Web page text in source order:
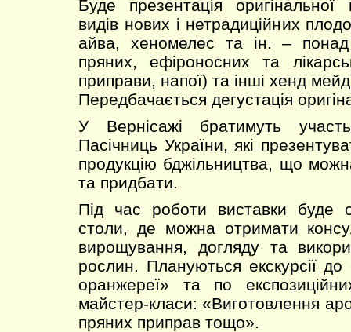
Буде презентація оригінальної
видів нових і нетрадиційних
айва, хеномелес та ін. –
пряних, ефіроносних та
приправи, напої) та інші хенд
Передбачається дегустація
У Вернісажі братимуть
Пасічниць України, які
продукцію бджільництва, що
та придбати.
Під час роботи виставки буде
столи, де можна отримати
вирощування, догляду та
рослин. Плануються екскурсії до
оранжереї» та по
майстер-класи: «Виготовлення
пряних приправ тощо».